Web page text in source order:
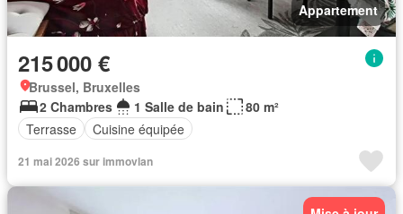
Appartement
215 000 €
Brussel, Bruxelles
2 Chambres
1 Salle de bain
80 m²
Terrasse
Cuisine équipée
21 mai 2026 sur immovlan